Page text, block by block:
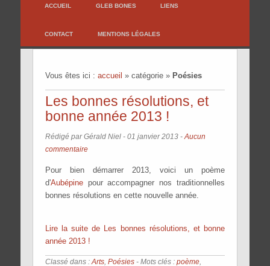
ACCUEIL GLEB BONES LIENS
CONTACT MENTIONS LÉGALES
Vous êtes ici : accueil » catégorie» Poésies
Les bonnes résolutions, et
bonne année 2013 !
Rédigé par Gérald Niel - 01 janvier 2013-Aucun
commentaire
Pour bien démarrer 2013, voici un poème
d'Aubépinepour accompagner nos traditionnelles
bonnes résolutions en cette nouvelle année.
Lire la suite de Les bonnes résolutions, et bonne
année 2013 !
Classé dans : Arts, Poésies- Mots clés : poème,